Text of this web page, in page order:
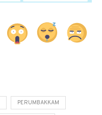
PERUMBAKKAM